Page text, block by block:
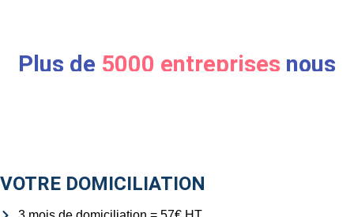
Plus de 5000 entreprises nous
VOTRE DOMICILIATION